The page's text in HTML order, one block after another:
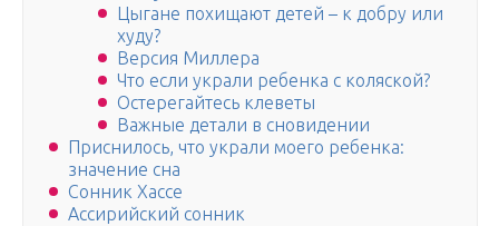
Цыгане похищают детей – к добру или
худу?
Версия Миллера
Что если украли ребенка с коляской?
Остерегайтесь клеветы
Важные детали в сновидении
Приснилось, что украли моего ребенка:
значение сна
Сонник Хассе
Ассирийский сонник